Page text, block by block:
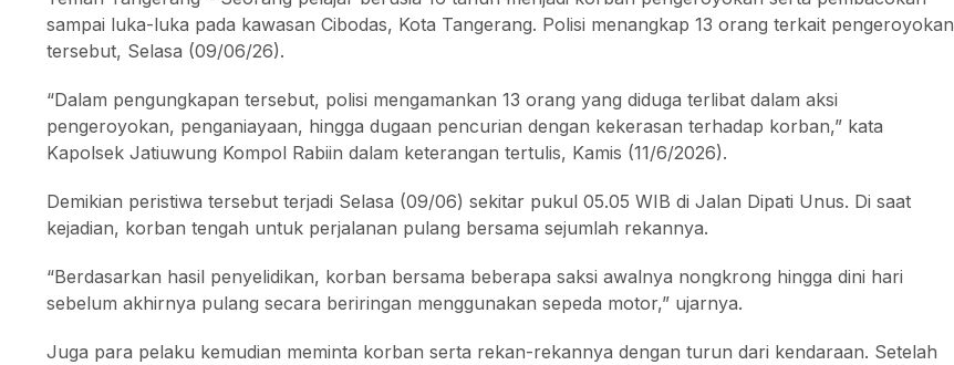
sampai luka-luka pada kawasan Cibodas, Kota Tangerang. Polisi menangkap 13 orang terkait pengeroyokan
tersebut, Selasa (09/06/26).
“Dalam pengungkapan tersebut, polisi mengamankan 13 orang yang diduga terlibat dalam aksi
pengeroyokan, penganiayaan, hingga dugaan pencurian dengan kekerasan terhadap korban,” kata
Kapolsek Jatiuwung Kompol Rabiin dalam keterangan tertulis, Kamis (11/6/2026).
Demikian peristiwa tersebut terjadi Selasa (09/06) sekitar pukul 05.05 WIB di Jalan Dipati Unus. Di saat
kejadian, korban tengah untuk perjalanan pulang bersama sejumlah rekannya.
“Berdasarkan hasil penyelidikan, korban bersama beberapa saksi awalnya nongkrong hingga dini hari
sebelum akhirnya pulang secara beriringan menggunakan sepeda motor,” ujarnya.
Juga para pelaku kemudian meminta korban serta rekan-rekannya dengan turun dari kendaraan. Setelah